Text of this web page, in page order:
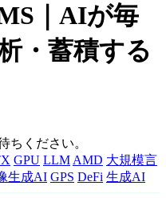
｜AIが毎
・蓄積する
ちください。
GPU LLMAMD 大規模言
生成AI GPS DeFi 生成AI